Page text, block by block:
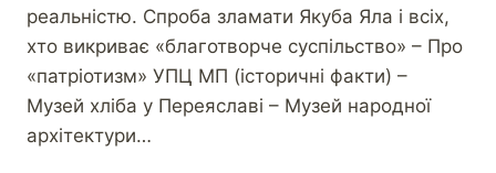
реальністю. Спроба зламати Якуба Яла і всіх,
хто викриває «благотворче суспільство» – Про
«патріотизм» УПЦ МП (історичні факти) –
Музей хліба у Переяславі – Музей народної
архітектури…